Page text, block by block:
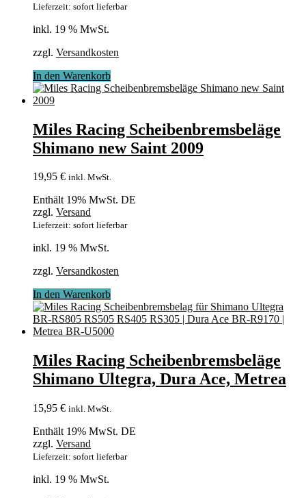
Lieferzeit: sofort lieferbar
inkl. 19 % MwSt.
zzgl. Versandkosten
In den Warenkorb
Miles Racing Scheibenbremsbeläge
Shimano new Saint 2009
19,95 € inkl. MwSt.
Enthält 19% MwSt. DE
zzgl. Versand
Lieferzeit: sofort lieferbar
inkl. 19 % MwSt.
zzgl. Versandkosten
In den Warenkorb
Miles Racing Scheibenbremsbeläge
Shimano Ultegra, Dura Ace, Metrea
15,95 € inkl. MwSt.
Enthält 19% MwSt. DE
zzgl. Versand
Lieferzeit: sofort lieferbar
inkl. 19 % MwSt.